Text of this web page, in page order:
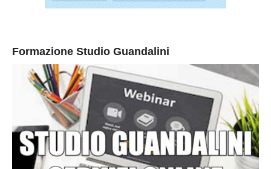
Formazione Studio Guandalini